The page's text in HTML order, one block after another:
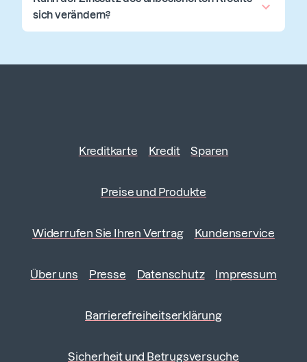
sich verändern?
Kreditkarte Kredit Sparen
Preise und Produkte
Widerrufen Sie Ihren Vertrag Kundenservice
Über uns Presse Datenschutz Impressum
Barrierefreiheitserklärung
Sicherheit und Betrugsversuche